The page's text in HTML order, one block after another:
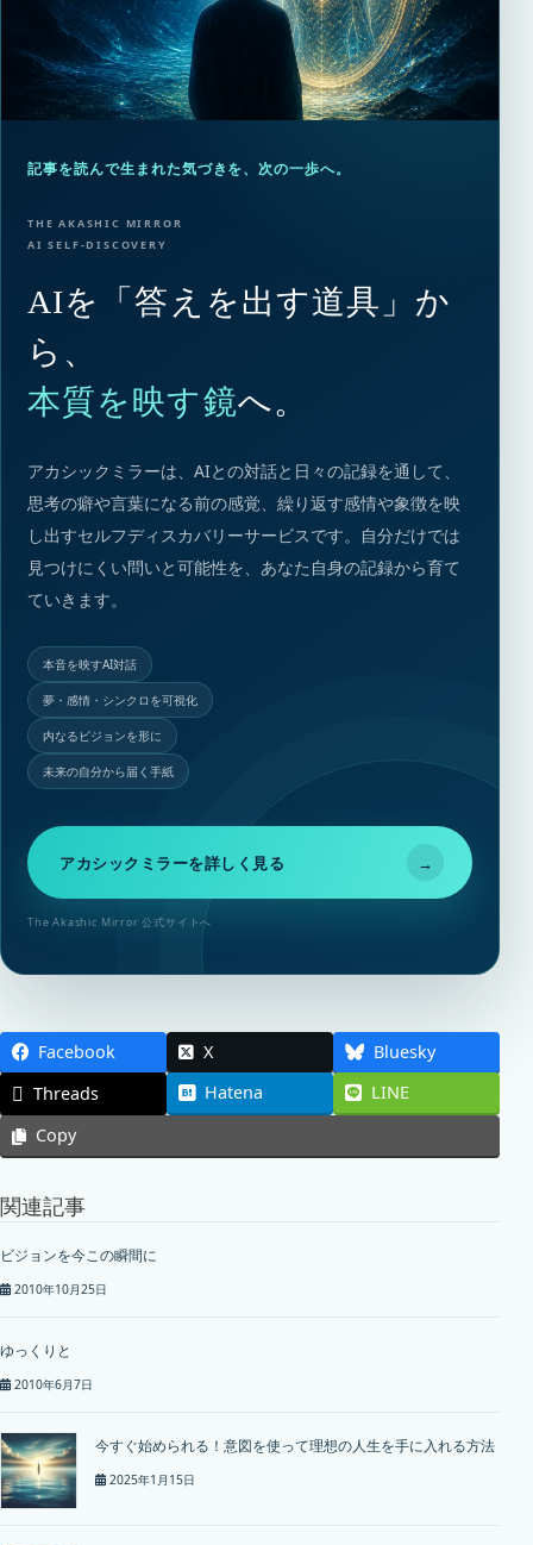
記事を読んで生まれた気づきを、次の一歩へ。
THE AKASHIC MIRROR
AI SELF-DISCOVERY
AIを「答えを出す道具」か
ら、
本質を映す鏡へ。
アカシックミラーは、AIとの対話と日々の記録を通して、
思考の癖や言葉になる前の感覚、繰り返す感情や象徴を映
し出すセルフディスカバリーサービスです。自分だけでは
見つけにくい問いと可能性を、あなた自身の記録から育て
ていきます。
本音を映すAI対話
夢・感情・シンクロを可視化
内なるビジョンを形に
未来の自分から届く手紙
アカシックミラーを詳しく見る →
The Akashic Mirror 公式サイトへ
Facebook X
Bluesky
Threads
Hatena
LINE
Copy
関連記事
ビジョンを今この瞬間に
2010年10月25日
ゆっくりと
2010年6月7日
今すぐ始められる！意図を使って理想の人生を手に入れる方法
2025年1月15日